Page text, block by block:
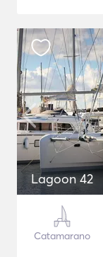
Lagoon 42
Catamarano